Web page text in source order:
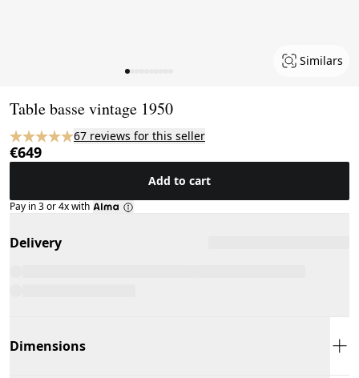
Similars
Table basse vintage 1950
67 reviews for this seller
€649
Add to cart
Pay in 3 or 4x with
Delivery
Dimensions